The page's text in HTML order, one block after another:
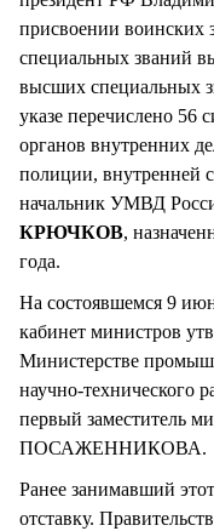
присвоении воинских
специальных званий
высших специальных
указе перечислено 56
органов внутренних
полиции, внутренней
начальник УМВД
КРЮЧКОВ,
года.
На состоявшемся 9
кабинет министров
Министерстве
научно-технического
первый заместитель
ПОСАЖЕННИКОВА.
Ранее занимавший
отставку.